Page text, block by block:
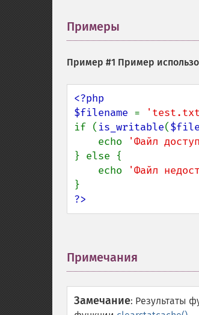
Примеры
Пример #1 Пример
<?php
$filename =
if ( is_writable(
    echo
'Файл
} else {
    echo
'Файл
?>
Примечания
Замечание: Результаты